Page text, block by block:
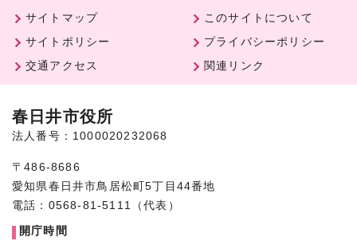
サイトマップ
このサイトについて
サイトポリシー
プライバシーポリシー
交通アクセス
関連リンク
春日井市役所
法人番号：1000020232068
〒486-8686
愛知県春日井市鳥居松町5丁目44番地
電話：0568-81-5111（代表）
開庁時間